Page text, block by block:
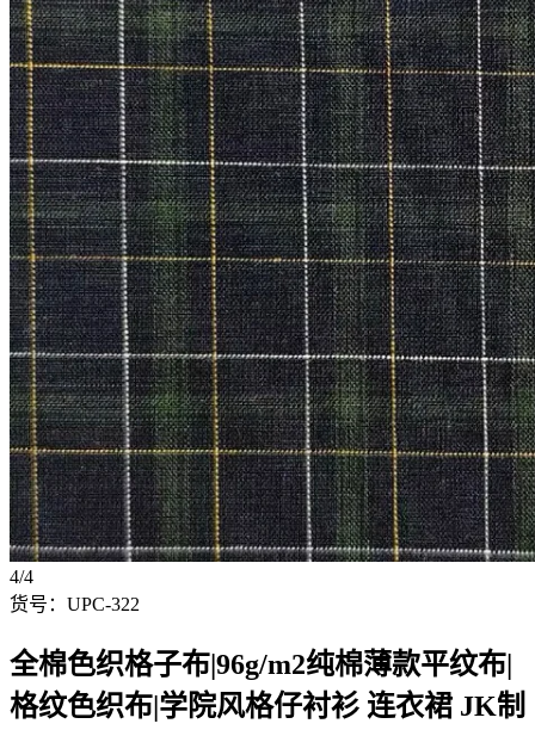
4/4
货号：UPC-322
全棉色织格子布|96g/m2纯棉薄款平纹布|
格纹色织布|学院风格仔衬衫 连衣裙 JK制